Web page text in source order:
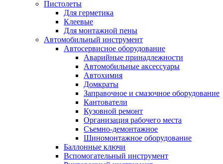
Пистолеты
Для герметика
Клеевые
Для монтажной пены
Автомобильный инструмент
Автосервисное оборудование
Аварийные принадлежности
Автомобильные аксессуары
Автохимия
Домкраты
Заправочное и смазочное оборудование
Кантователи
Кузовной ремонт
Организация рабочего места
Съемно-демонтажное
Шиномонтажное оборудование
Баллонные ключи
Вспомогательный инструмент